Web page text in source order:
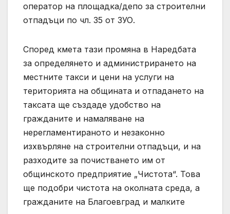
оператор на площадка/депо за строителни
отпадъци по чл. 35 от ЗУО.
Според кмета тази промяна в Наредбата
за определянето и администрирането на
местните такси и цени на услуги на
територията на общината и отпадането на
таксата ще създаде удобство на
гражданите и намаляване на
нерегламентираното и незаконно
изхвърляне на строителни отпадъци, и на
разходите за почистването им от
общинското предприятие „Чистота“. Това
ще подобри чистота на околната среда, а
гражданите на Благоевград и малките